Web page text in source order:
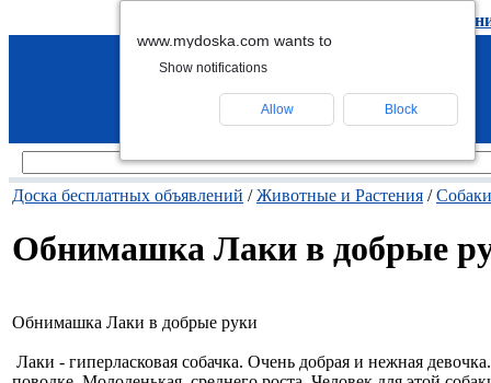
удалить
Доска бесплатных объявлений /Животные и Растения /Собаки
Обнимашка Лаки в добрые
Обнимашка Лаки в добрые руки
Лаки - гиперласковая собачка. Очень добрая и нежная
www.mydoska.com wants to
Show notifications
Allow Block